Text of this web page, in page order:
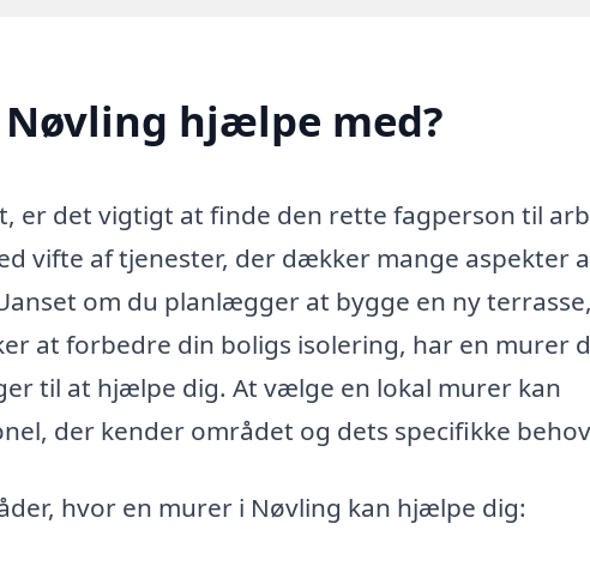
hjælpe med?
er det vigtigt at finde den rette fagperson til
vifte af tjenester, der dækker mange aspekter
om du planlægger at bygge en ny
at forbedre din boligs isolering, har en murer
til at hjælpe dig. At vælge en lokal murer kan
der kender området og dets specifikke
hvor en murer i Nøvling kan hjælpe dig: